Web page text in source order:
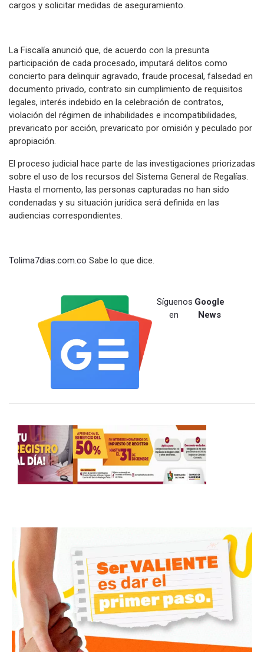
cargos y solicitar medidas de aseguramiento.
La Fiscalía anunció que, de acuerdo con la presunta
participación de cada procesado, imputará delitos como
concierto para delinquir agravado, fraude procesal, falsedad en
documento privado, contrato sin cumplimiento de requisitos
legales, interés indebido en la celebración de contratos,
violación del régimen de inhabilidades e incompatibilidades,
prevaricato por acción, prevaricato por omisión y peculado por
apropiación.
El proceso judicial hace parte de las investigaciones priorizadas
sobre el uso de los recursos del Sistema General de Regalías.
Hasta el momento, las personas capturadas no han sido
condenadas y su situación jurídica será definida en las
audiencias correspondientes.
Tolima7dias.com.co Sabe lo que dice.
Síguenos
en
Google
News